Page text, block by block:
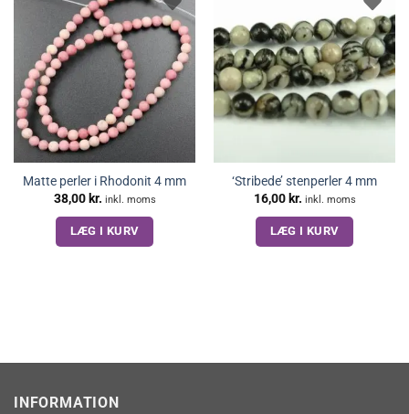
Matte perler i Rhodonit 4 mm
38,00 kr. inkl. moms
LÆG I KURV
‘Stribede’ stenperler 4 mm
16,00 kr. inkl. moms
LÆG I KURV
INFORMATION